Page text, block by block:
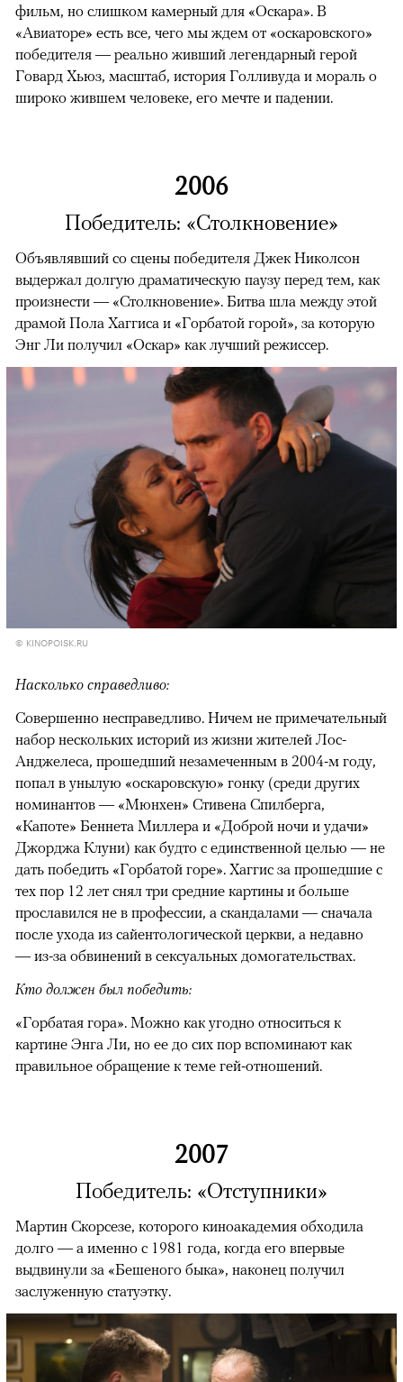
фильм, но слишком камерный для «Оскара». В
«Авиаторе» есть все, чего мы ждем от «оскаровского»
победителя — реально живший легендарный герой
Говард Хьюз, масштаб, история Голливуда и мораль о
широко жившем человеке, его мечте и падении.
2006
Победитель: «Столкновение»
Объявлявший со сцены победителя Джек Николсон
выдержал долгую драматическую паузу перед тем, как
произнести — «Столкновение». Битва шла между этой
драмой Пола Хаггиса и «Горбатой горой», за которую
Энг Ли получил «Оскар» как лучший режиссер.
© KINOPOISK.RU
Насколько справедливо:
Совершенно несправедливо. Ничем не примечательный
набор нескольких историй из жизни жителей Лос-
Анджелеса, прошедший незамеченным в 2004-м году,
попал в унылую «оскаровскую» гонку (среди других
номинантов — «Мюнхен» Стивена Спилберга,
«Капоте» Беннета Миллера и «Доброй ночи и удачи»
Джорджа Клуни) как будто с единственной целью — не
дать победить «Горбатой горе». Хаггис за прошедшие с
тех пор 12 лет снял три средние картины и больше
прославился не в профессии, а скандалами — сначала
после ухода из сайентологической церкви, а недавно
— из-за обвинений в сексуальных домогательствах.
Кто должен был победить:
«Горбатая гора». Можно как угодно относиться к
картине Энга Ли, но ее до сих пор вспоминают как
правильное обращение к теме гей-отношений.
2007
Победитель: «Отступники»
Мартин Скорсезе, которого киноакадемия обходила
долго — а именно с 1981 года, когда его впервые
выдвинули за «Бешеного быка», наконец получил
заслуженную статуэтку.